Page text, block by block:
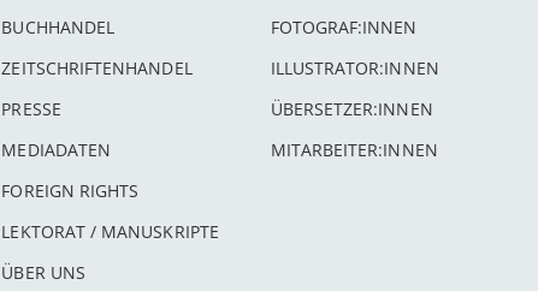
BUCHHANDEL
ZEITSCHRIFTENHANDEL
PRESSE
MEDIADATEN
FOREIGN RIGHTS
LEKTORAT / MANUSKRIPTE
ÜBER UNS
FOTOGRAF:INNEN
ILLUSTRATOR:INNEN
ÜBERSETZER:INNEN
MITARBEITER:INNEN